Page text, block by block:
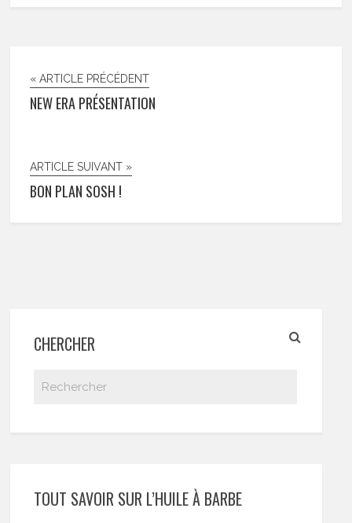
« ARTICLE PRÉCÉDENT
NEW ERA PRÉSENTATION
ARTICLE SUIVANT »
BON PLAN SOSH !
CHERCHER
TOUT SAVOIR SUR L’HUILE À BARBE